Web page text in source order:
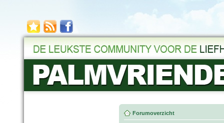
Forumoverzicht